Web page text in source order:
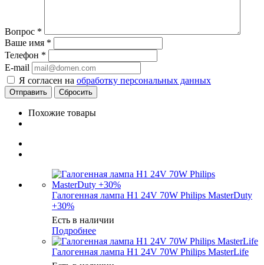
Вопрос *
Ваше имя *
Телефон *
E-mail
Я согласен на обработку персональных данных
Сбросить
Похожие товары
Галогенная лампа H1 24V 70W Philips MasterDuty
+30%
Есть в наличии
Подробнее
Галогенная лампа H1 24V 70W Philips MasterLife